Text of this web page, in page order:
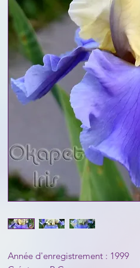
Année d'enregistrement : 1999